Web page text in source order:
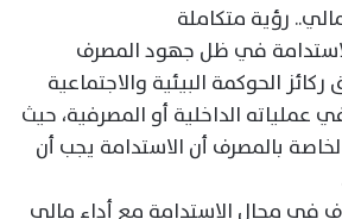
رؤية متكاملة
في ظل جهود المصرف
الحوكمة البيئية والاجتماعية
الداخلية أو المصرفية، حيث
بالمصرف أن الاستدامة يجب أن
في مجال الاستدامة مع أداء مالي